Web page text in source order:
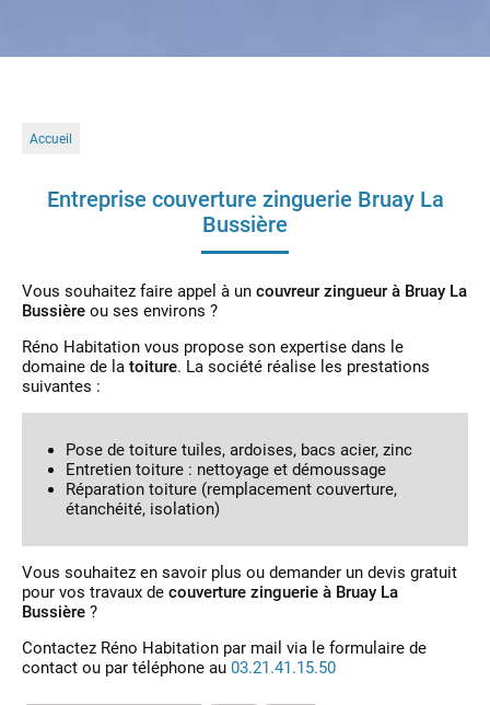
Accueil
Entreprise couverture zinguerie Bruay La
Bussière
Vous souhaitez faire appel à un couvreur zingueur à Bruay La
Bussière ou ses environs ?
Réno Habitation vous propose son expertise dans le
domaine de la toiture. La société réalise les prestations
suivantes :
Pose de toiture tuiles, ardoises, bacs acier, zinc
Entretien toiture : nettoyage et démoussage
Réparation toiture (remplacement couverture,
étanchéité, isolation)
Vous souhaitez en savoir plus ou demander un devis gratuit
pour vos travaux de couverture zinguerie à Bruay La
Bussière ?
Contactez Réno Habitation par mail via le formulaire de
contact ou par téléphone au 03.21.41.15.50